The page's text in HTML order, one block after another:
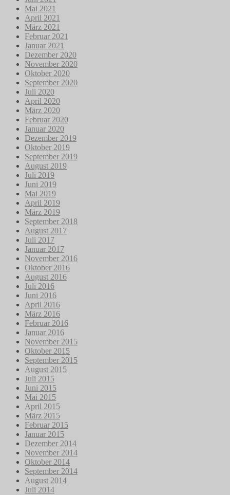
Mai 2021
April 2021
März 2021
Februar 2021
Januar 2021
Dezember 2020
November 2020
Oktober 2020
September 2020
Juli 2020
April 2020
März 2020
Februar 2020
Januar 2020
Dezember 2019
Oktober 2019
September 2019
August 2019
Juli 2019
Juni 2019
Mai 2019
April 2019
März 2019
September 2018
August 2017
Juli 2017
Januar 2017
November 2016
Oktober 2016
August 2016
Juli 2016
Juni 2016
April 2016
März 2016
Februar 2016
Januar 2016
November 2015
Oktober 2015
September 2015
August 2015
Juli 2015
Juni 2015
Mai 2015
April 2015
März 2015
Februar 2015
Januar 2015
Dezember 2014
November 2014
Oktober 2014
September 2014
August 2014
Juli 2014